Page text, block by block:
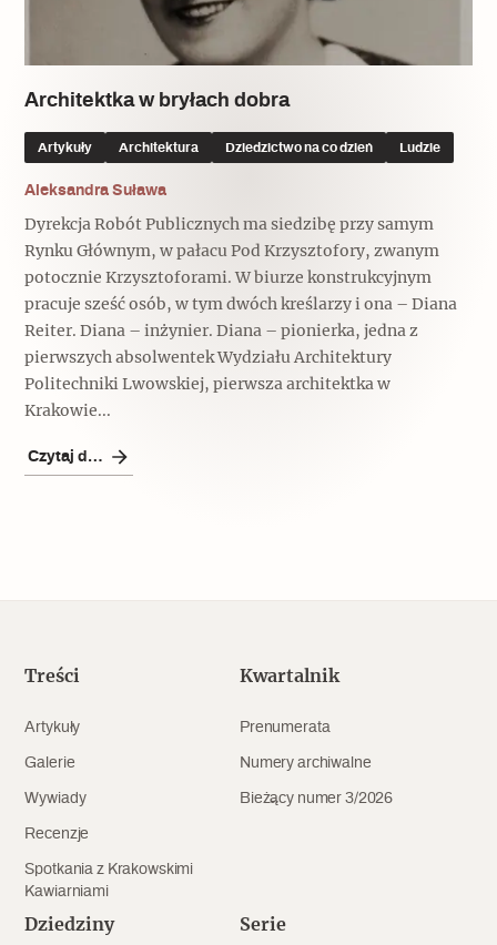
Kruchość rzeczy
Wywiady
Popularne
Dolnośląski Indiana Jones
Recenzje
Popularne
Dziedzictwo na co dzień
Jak wskrzesić smak
Ludzie
Popularne
Siostry rzeźbiarki
Jedźmy w Polskę!
Zabytek niejedno ma imię
Popularne
Niewykonalne? Nie dla Wawelu
Biskupin - rezerwat archeologiczny
Muzea od nowa
Popularne
Jak to działa? Czyli nowa odsłona
Narodowego Muzeum Techniki
Polska ze smakiem
Popularne
Zobacz również
Patronaty
MonumentApp
Mapa skojarzeń
Krakowskie Kawiarnie
Architektka w bryłach dobra
Artykuły Architektura Dziedzictwo na co dzień Ludzie
Aleksandra Suława
Dyrekcja Robót Publicznych ma siedzibę przy samym
Rynku Głównym, w pałacu Pod Krzysztofory, zwanym
potocznie Krzysztoforami. W biurze konstrukcyjnym
pracuje sześć osób, w tym dwóch kreślarzy i ona – Diana
Reiter. Diana – inżynier. Diana – pionierka, jedna z
pierwszych absolwentek Wydziału Architektury
Politechniki Lwowskiej, pierwsza architektka w
Krakowie...
Czytaj dalej
Treści
Artykuły
Galerie
Wywiady
Recenzje
Spotkania z Krakowskimi
Kawiarniami
Kwartalnik
Prenumerata
Numery archiwalne
Bieżący numer 3/2026
Dziedziny Serie